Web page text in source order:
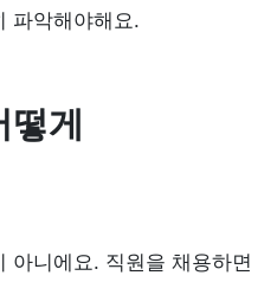
파악해야해요.
떻게
아니에요. 직원을 채용하면